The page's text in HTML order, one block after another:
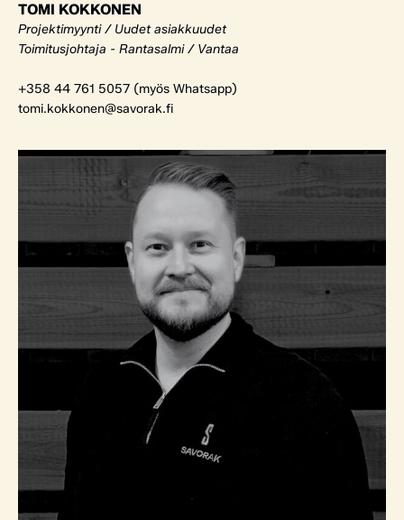
TOMI KOKKONEN
Projektimyynti / Uudet asiakkuudet
Toimitusjohtaja - Rantasalmi / Vantaa
+358 44 761 5057 (myös Whatsapp)
tomi.kokkonen@savorak.fi